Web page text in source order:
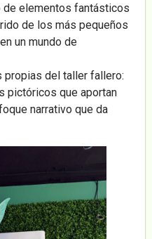
de elementos fantásticos
de los más pequeños
un mundo de
propias del taller fallero:
pictóricos que aportan
narrativo que da